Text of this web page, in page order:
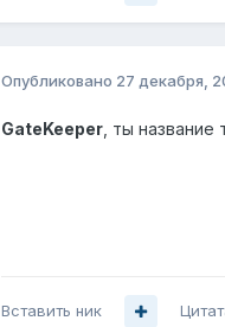
Опубликовано 27 декабря,
GateKeeper , ты
Вставить ник